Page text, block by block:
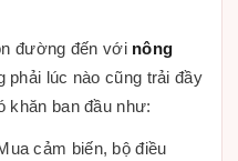
đường đến với nông
phải lúc nào cũng trải đầy
khăn ban đầu như:
cảm biến, bộ điều